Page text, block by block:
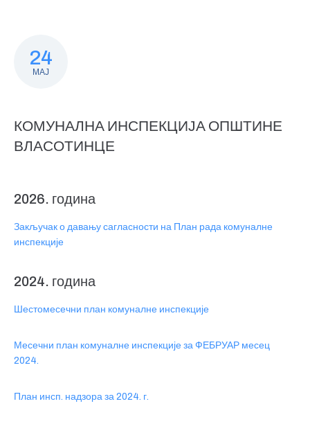
24
МАЈ
КОМУНАЛНА ИНСПЕКЦИЈА ОПШТИНЕ
ВЛАСОТИНЦЕ
2026. година
Закључак о давању сагласности на План рада комуналне
инспекције
2024. година
Шестомесечни план комуналне инспекције
Месечни план комуналне инспекције за ФЕБРУАР месец
2024.
План инсп. надзора за 2024. г.